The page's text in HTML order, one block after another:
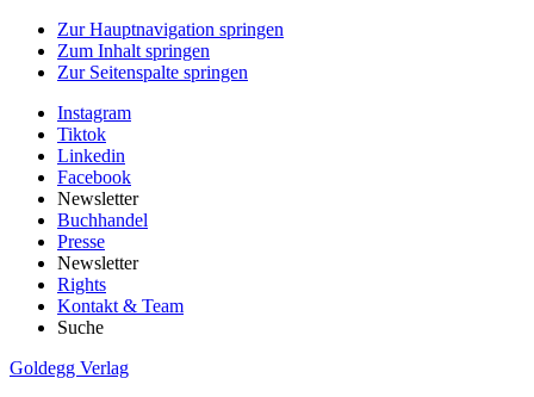
Zur Hauptnavigation springen
Zum Inhalt springen
Zur Seitenspalte springen
Instagram
Tiktok
Linkedin
Facebook
Newsletter
Buchhandel
Presse
Newsletter
Rights
Kontakt & Team
Suche
Goldegg Verlag